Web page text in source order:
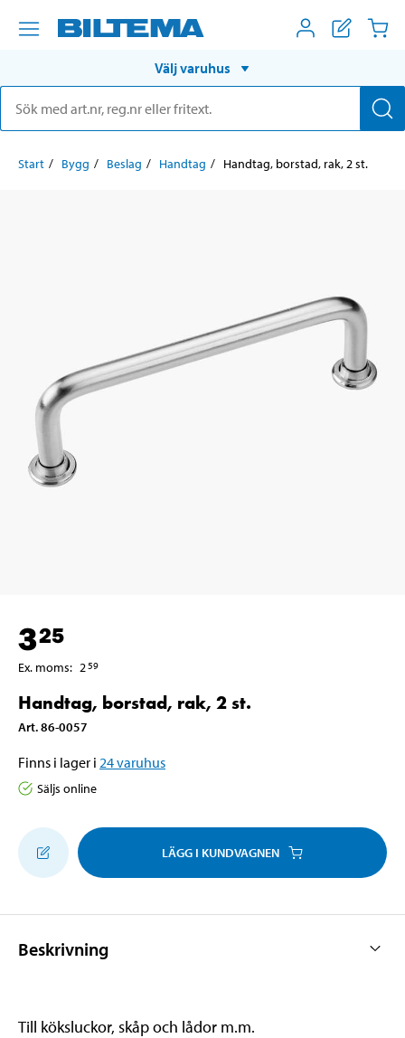
Välj varuhus
Start Bygg Beslag Handtag Handtag, borstad, rak, 2 st.
325
Ex. moms: 259
Handtag, borstad, rak, 2 st.
Art.86-0057
Finns i lager i 24varuhus
Säljs online
LÄGG I KUNDVAGNEN
Beskrivning
Till köksluckor, skåp och lådor m.m.